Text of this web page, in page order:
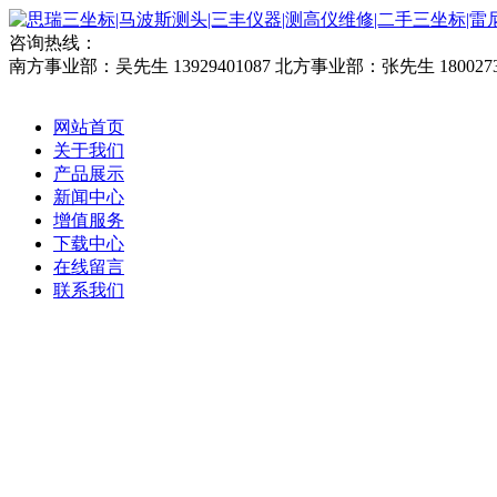
咨询热线：
南方事业部：吴先生 13929401087 北方事业部：张先生
网站首页
关于我们
产品展示
新闻中心
增值服务
下载中心
在线留言
联系我们